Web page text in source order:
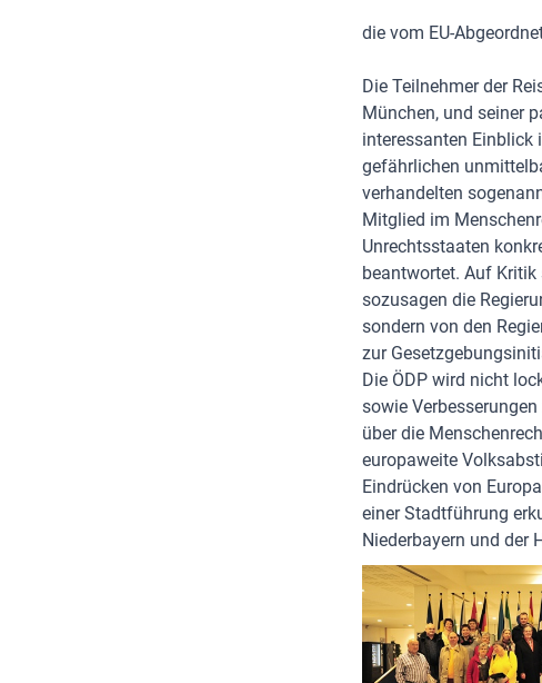
die vom EU-
Die Teilnehmer der
München, und seiner
interessanten Einblick
gefährlichen
verhandelten
Mitglied im
Unrechtsstaaten
beantwortet. Auf Kritik
sozusagen die
sondern von den
zur
Die ÖDP wird nicht
sowie
über die
europaweite
Eindrücken von
einer Stadtführung
Niederbayern und der